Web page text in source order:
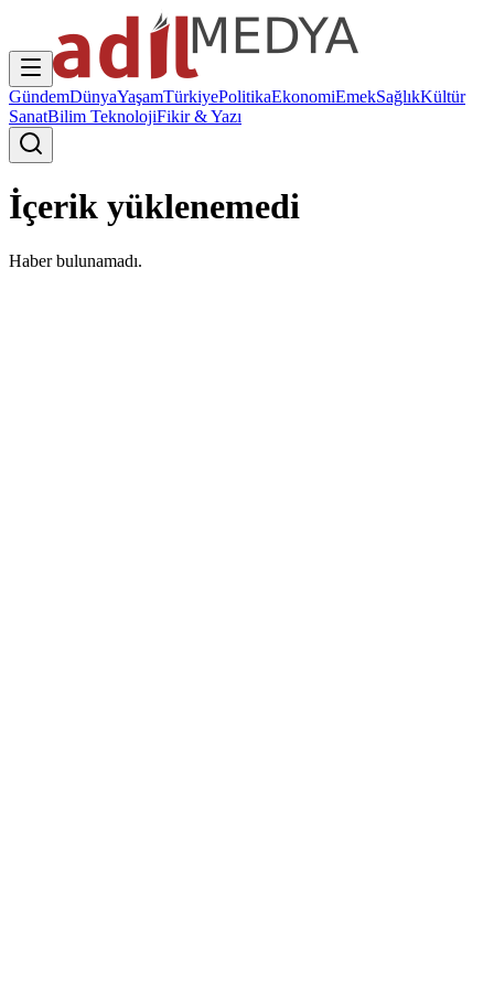
GündemDünyaYaşamTürkiyePolitikaEkonomiEmekSağlıkKültür
SanatBilim TeknolojiFikir & Yazı
İçerik yüklenemedi
Haber bulunamadı.